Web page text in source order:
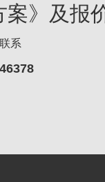
案》及报
系